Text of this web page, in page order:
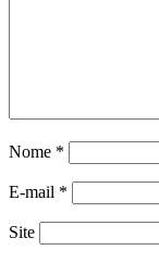
Nome *
E-mail *
Site